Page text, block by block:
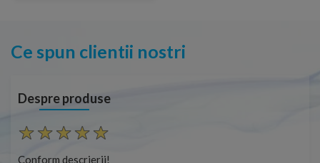
Ce spun clientii nostri
Despre produse
Conform descrierii!